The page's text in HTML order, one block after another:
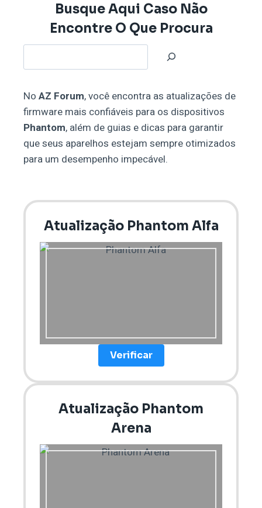
Busque Aqui Caso Não
Encontre O Que Procura
e
r
c
h
No AZ Forum, você encontra as atualizações de
firmware mais confiáveis para os dispositivos
Phantom, além de guias e dicas para garantir
que seus aparelhos estejam sempre otimizados
para um desempenho impecável.
Atualização Phantom Alfa
Verificar
Atualização Phantom
Arena